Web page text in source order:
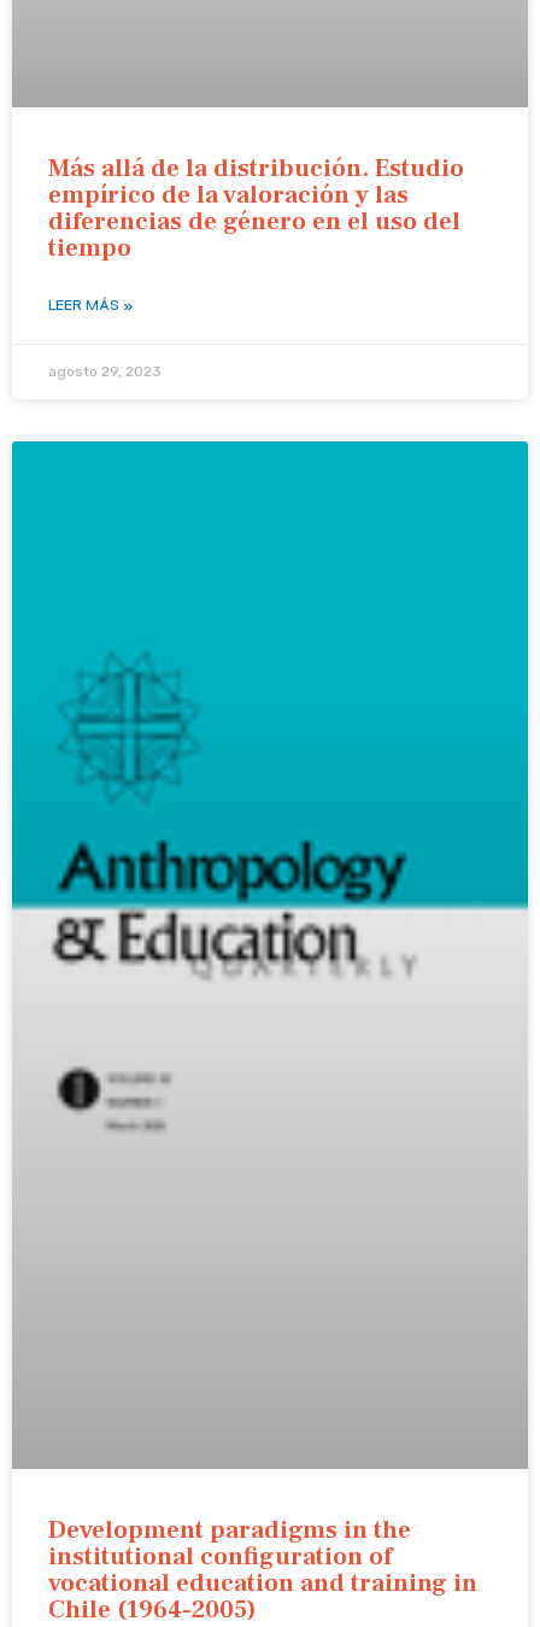
Más allá de la distribución. Estudio
empírico de la valoración y las
diferencias de género en el uso del
tiempo
LEER MÁS »
agosto 29, 2023
Development paradigms in the
institutional configuration of
vocational education and training in
Chile (1964-2005)